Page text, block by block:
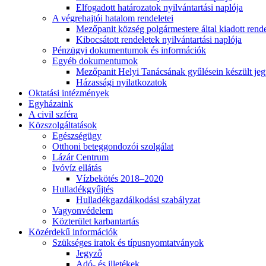
Elfogadott határozatok nyilvántartási naplója
A végrehajtói hatalom rendeletei
Mezőpanit község polgármestere által kiadott
Kibocsátott rendeletek nyilvántartási naplója
Pénzügyi dokumentumok és információk
Egyéb dokumentumok
Mezőpanit Helyi Tanácsának gyűlésein készült
Házassági nyilatkozatok
Oktatási intézmények
Egyházaink
A civil szféra
Közszolgáltatások
Egészségügy
Otthoni beteggondozói szolgálat
Lázár Centrum
Ivóvíz ellátás
Vízbekötés 2018–2020
Hulladékgyűjtés
Hulladékgazdálkodási szabályzat
Vagyonvédelem
Közterület karbantartás
Közérdekű információk
Szükséges iratok és típusnyomtatványok
Jegyző